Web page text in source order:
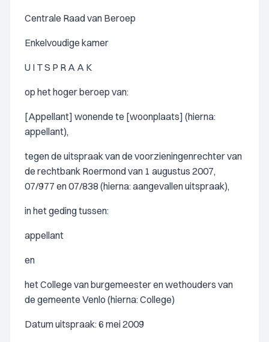
Centrale Raad van Beroep
Enkelvoudige kamer
U I T S P R A A K
op het hoger beroep van:
[Appellant] wonende te [woonplaats] (hierna:
appellant),
tegen de uitspraak van de voorzieningenrechter van
de rechtbank Roermond van 1 augustus 2007,
07/977 en 07/838 (hierna: aangevallen uitspraak),
in het geding tussen:
appellant
en
het College van burgemeester en wethouders van
de gemeente Venlo (hierna: College)
Datum uitspraak: 6 mei 2009